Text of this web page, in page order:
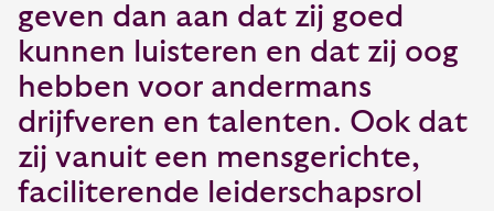
geven dan aan dat zij goed
kunnen luisteren en dat zij oog
hebben voor andermans
drijfveren en talenten. Ook dat
zij vanuit een mensgerichte,
faciliterende leiderschapsrol